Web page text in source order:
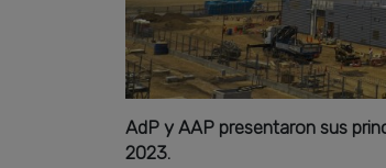
AdP y AAP presentaron sus
2023.